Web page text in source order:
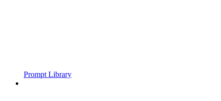
Prompt Library